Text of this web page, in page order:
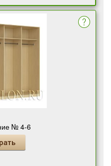
№ 4-6